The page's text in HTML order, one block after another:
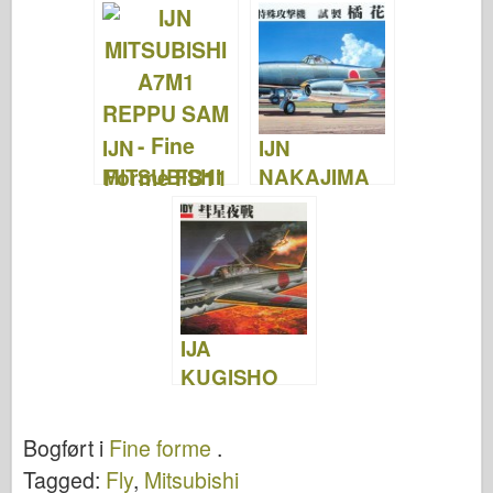
IJN
MITSUBISHI
A7M1 REPPU
SAM – Fine
Forme FB11
IJN
NAKAJIMA
Særlige
Angriber
SHISEI
KIKKA - Fine
Forme FB10
IJA
KUGISHO
FB5
Bogført i Fine forme .
Tagged: Fly, Mitsubishi